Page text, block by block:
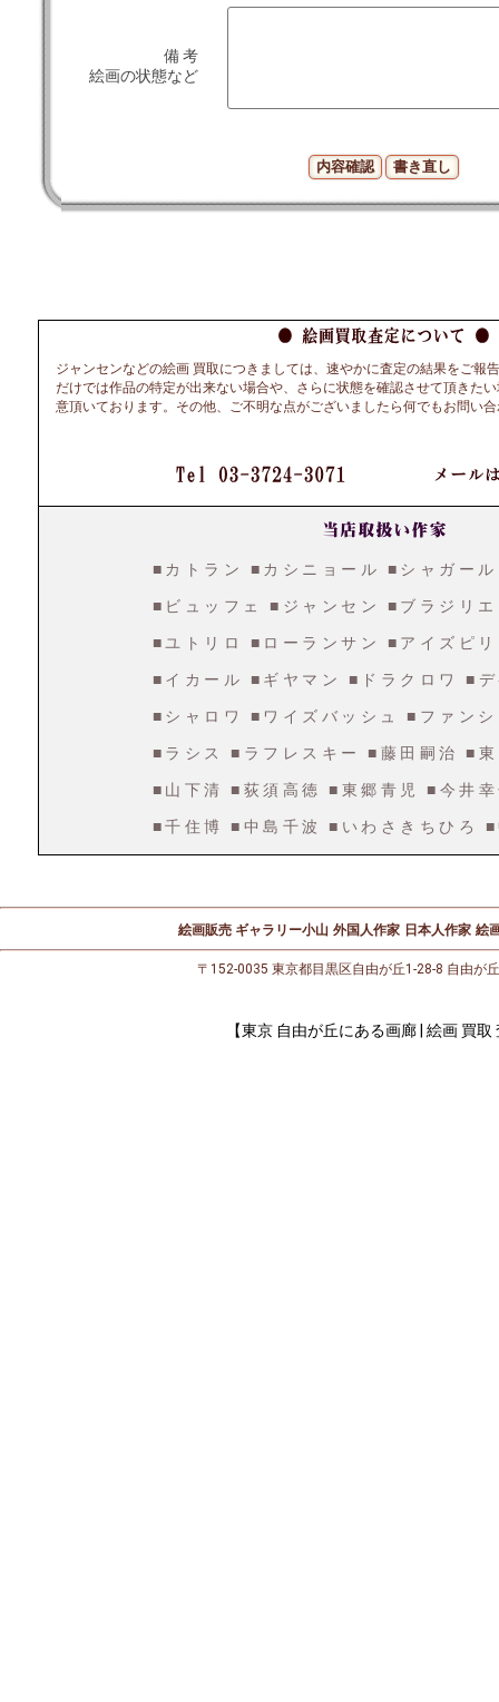
備 考
絵画の状態など
ジャンセンなどの絵画 買取につきましては、速やかに査定の結果をご報
だけでは作品の特定が出来ない場合や、さらに状態を確認させて頂きた
意頂いております。その他、ご不明な点がございましたら何でもお問い
■カトラン ■カシニョール ■シャガール
■ビュッフェ ■ジャンセン ■ブラジリエ
■ユトリロ ■ローランサン ■アイズピリ
■イカール ■ギヤマン ■ドラクロワ ■
■シャロワ ■ワイズバッシュ ■ファン
■ラシス ■ラフレスキー ■藤田嗣治 ■
■山下清 ■荻須高徳 ■東郷青児 ■今井
■千住博 ■中島千波 ■いわさきちひろ
絵画販売 ギャラリー小山 外国人作家 日本人作家 絵
〒152-0035 東京都目黒区自由が丘1-28-8 自由が
【東京 自由が丘にある画廊 | 絵画 買取